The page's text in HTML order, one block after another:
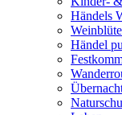
Händels
Händel